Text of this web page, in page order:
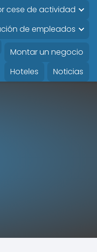
cese de actividad
de empleados
Montar un negocio
Hoteles
Noticias